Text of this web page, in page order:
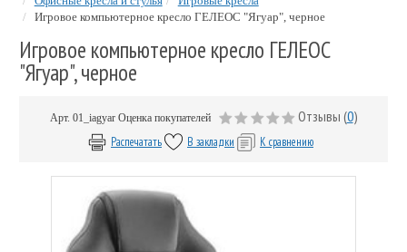
Игровое компьютерное кресло ГЕЛЕОС "Ягуар", черное
Игровое компьютерное кресло ГЕЛЕОС
"Ягуар", черное
Арт. 01_iagyar Оценка покупателей Отзывы (0)
Распечатать В закладки К сравнению